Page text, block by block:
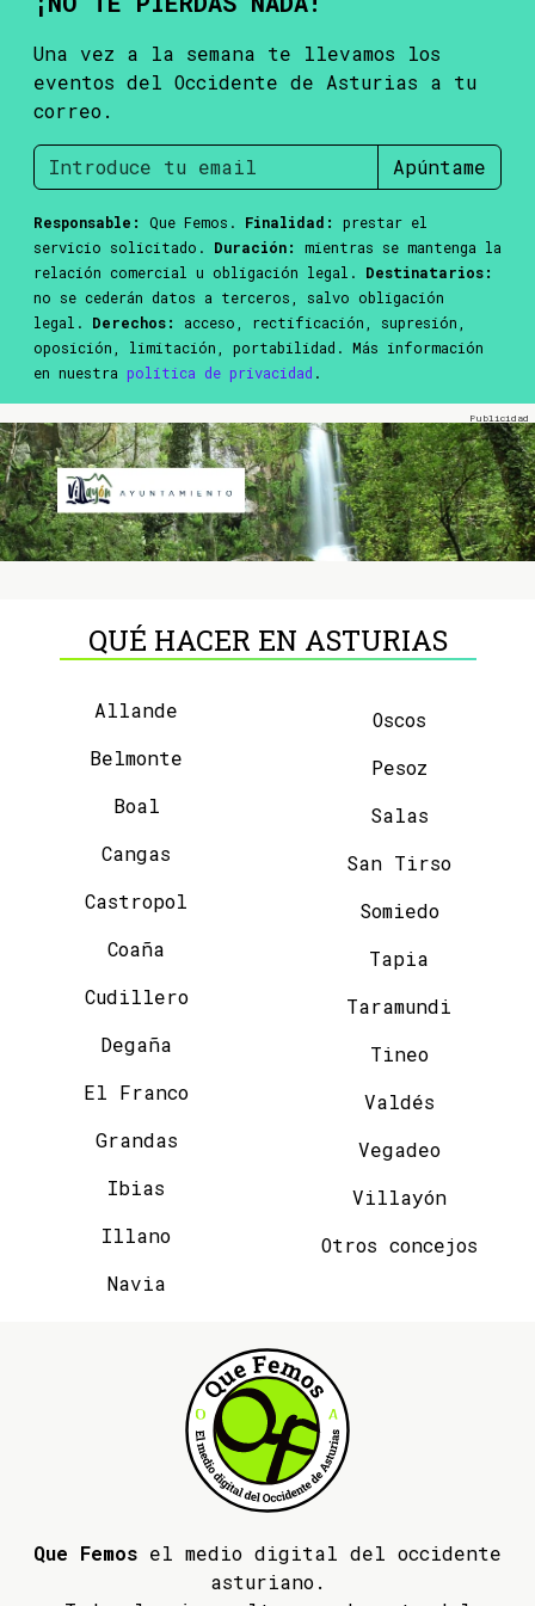
Una vez a la semana te llevamos los
eventos del Occidente de Asturias a tu
correo.
Apúntame
Responsable: Que Femos. Finalidad:
prestar el
servicio solicitado. Duración:
mientras se mantenga la
relación comercial u obligación legal. Destinatarios:
no se cederán datos a terceros, salvo obligación
legal. Derechos:
acceso, rectificación, supresión,
oposición, limitación, portabilidad. Más información
en nuestra política de privacidad .
QUÉ HACER EN ASTURIAS
Allande
Belmonte
Boal
Cangas
Castropol
Coaña
Cudillero
Degaña
El Franco
Grandas
Ibias
Illano
Navia
Oscos
Pesoz
Salas
San Tirso
Somiedo
Tapia
Taramundi
Tineo
Valdés
Vegadeo
Villayón
Otros concejos
Que Femos el medio digital del occidente
asturiano.